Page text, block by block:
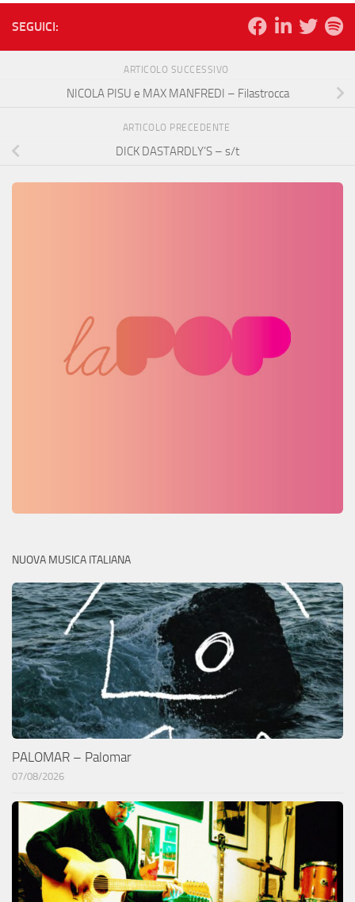
SEGUICI:
ARTICOLO SUCCESSIVO
NICOLA PISU e MAX MANFREDI – Filastrocca
ARTICOLO PRECEDENTE
DICK DASTARDLY’S – s/t
NUOVA MUSICA ITALIANA
PALOMAR – Palomar
07/08/2026